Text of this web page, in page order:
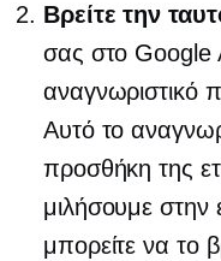
Βρείτε την
σας στο Google
αναγνωριστικό
Αυτό το
προσθήκη της
μιλήσουμε στην
μπορείτε να το